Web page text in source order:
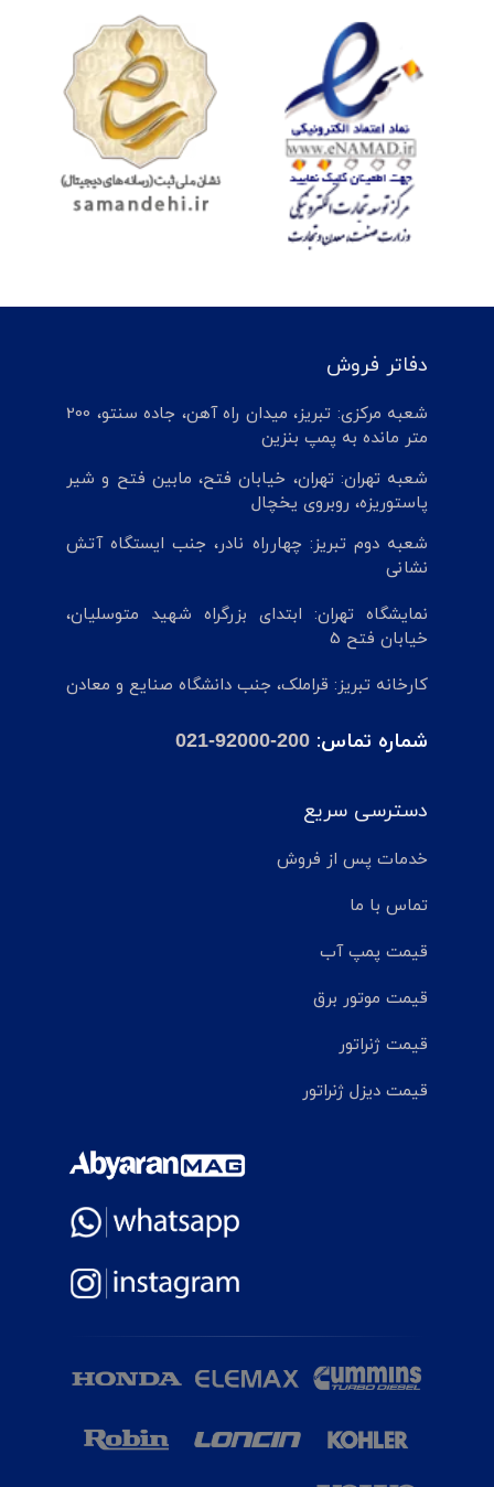
دفاتر فروش
شعبه مرکزی: تبریز، میدان راه آهن، جاده سنتو، 200
متر مانده به پمپ بنزین
شعبه تهران: تهران، خیابان فتح، مابین فتح و شیر
پاستوریزه، روبروی یخچال
شعبه دوم تبریز: چهارراه نادر، جنب ایستگاه آتش
نشانی
نمایشگاه تهران: ابتدای بزرگراه شهید متوسلیان،
خیابان فتح 5
کارخانه تبریز: قراملک، جنب دانشگاه صنایع و معادن
شماره تماس: 021-92000-200
دسترسی سریع
خدمات پس از فروش
تماس با ما
قیمت پمپ آب
قیمت موتور برق
قیمت ژنراتور
قیمت دیزل ژنراتور